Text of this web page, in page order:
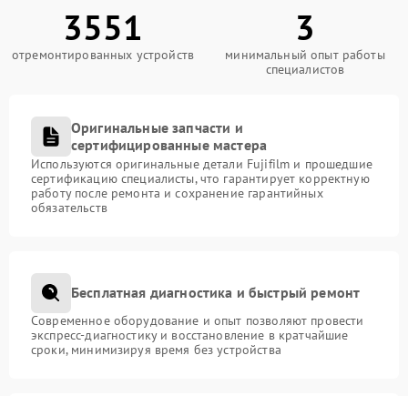
3551
отремонтированных устройств
3
минимальный опыт работы
специалистов
Оригинальные запчасти и
сертифицированные мастера
Используются оригинальные детали Fujifilm и прошедшие
сертификацию специалисты, что гарантирует корректную
работу после ремонта и сохранение гарантийных
обязательств
Бесплатная диагностика и быстрый ремонт
Современное оборудование и опыт позволяют провести
экспресс-диагностику и восстановление в кратчайшие
сроки, минимизируя время без устройства